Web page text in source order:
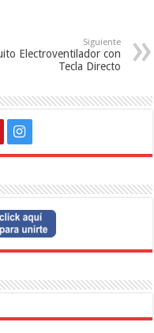
Siguiente
Electroventilador con
Tecla Directo